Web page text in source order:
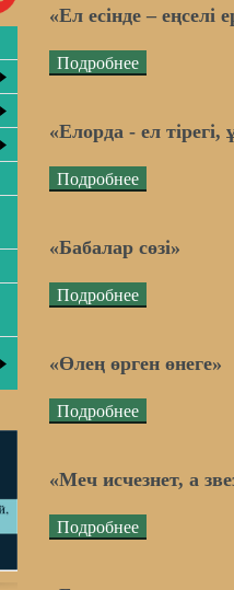
«Ел есінде – еңселі
Подробнее
«Елорда - ел тірегі,
Подробнее
«Бабалар сөзі»
Подробнее
«Өлең өрген өнеге»
Подробнее
«Меч исчезнет, а
Подробнее